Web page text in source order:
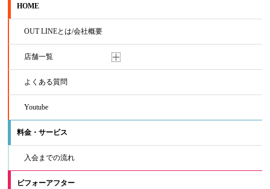
HOME
OUT LINEとは/会社概要
店舗一覧
よくある質問
Youtube
料金・サービス
入会までの流れ
ビフォーアフター